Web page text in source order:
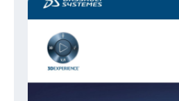
达索系统赋能创新汽车